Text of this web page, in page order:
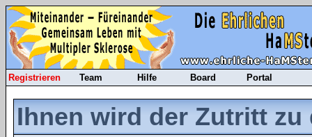
Registrieren Team Hilfe Board Portal
Ihnen wird der Zutritt